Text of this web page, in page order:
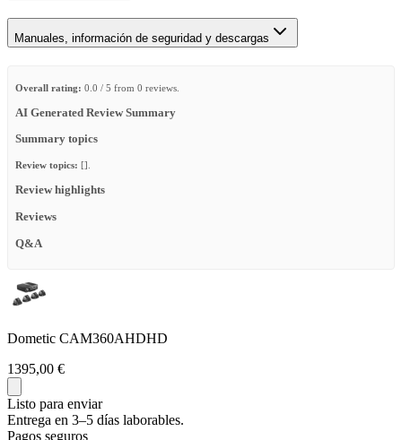
Manuales, información de seguridad y descargas
Overall rating: 0.0 / 5 from 0 reviews.
AI Generated Review Summary
Summary topics
Review topics: [].
Review highlights
Reviews
Q&A
Dometic CAM360AHDHD
1395,00 €
Listo para enviar
Entrega en 3–5 días laborables.
Pagos seguros